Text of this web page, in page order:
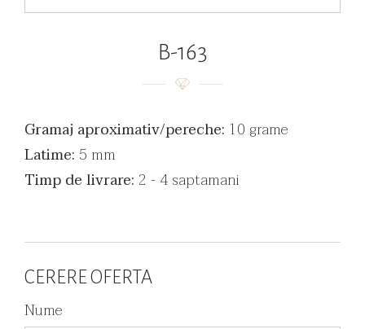
B-163
Gramaj aproximativ/pereche: 10 grame
Latime: 5 mm
Timp de livrare: 2 - 4 saptamani
CERERE OFERTA
Nume